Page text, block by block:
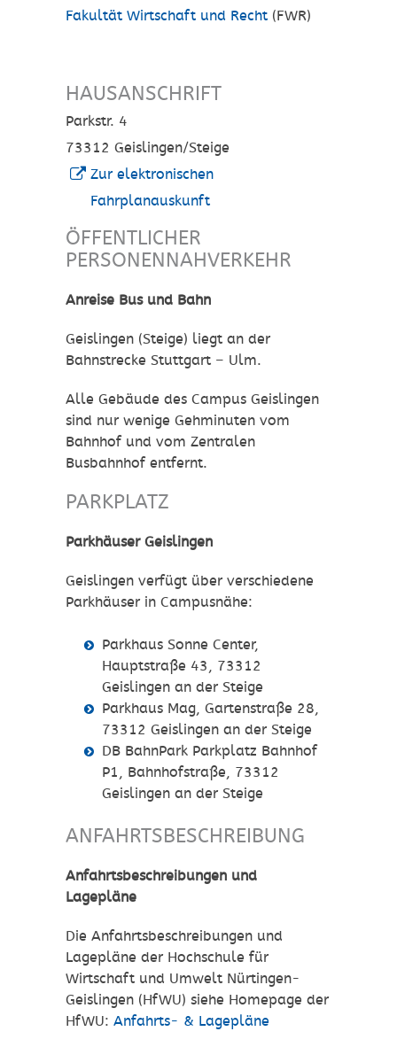
Fakultät Wirtschaft und Recht (FWR)
HAUSANSCHRIFT
Parkstr. 4
73312 Geislingen/Steige
Zur elektronischen
Fahrplanauskunft
ÖFFENTLICHER
PERSONENNAHVERKEHR
Anreise Bus und Bahn
Geislingen (Steige) liegt an der
Bahnstrecke Stuttgart – Ulm.
Alle Gebäude des Campus Geislingen
sind nur wenige Gehminuten vom
Bahnhof und vom Zentralen
Busbahnhof entfernt.
PARKPLATZ
Parkhäuser Geislingen
Geislingen verfügt über verschiedene
Parkhäuser in Campusnähe:
Parkhaus Sonne Center,
Hauptstraße 43, 73312
Geislingen an der Steige
Parkhaus Mag, Gartenstraße 28,
73312 Geislingen an der Steige
DB BahnPark Parkplatz Bahnhof
P1, Bahnhofstraße, 73312
Geislingen an der Steige
ANFAHRTSBESCHREIBUNG
Anfahrtsbeschreibungen und
Lagepläne
Die Anfahrtsbeschreibungen und
Lagepläne der Hochschule für
Wirtschaft und Umwelt Nürtingen-
Geislingen (HfWU) siehe Homepage der
HfWU: Anfahrts- & Lagepläne